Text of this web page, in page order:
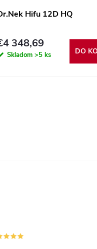
Hifu 12D HQ
348,69
Skladom >5 ks DO